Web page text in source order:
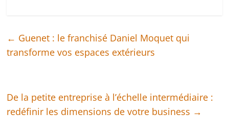
← Guenet : le franchisé Daniel Moquet qui
transforme vos espaces extérieurs
De la petite entreprise à l’échelle intermédiaire :
redéfinir les dimensions de votre business →